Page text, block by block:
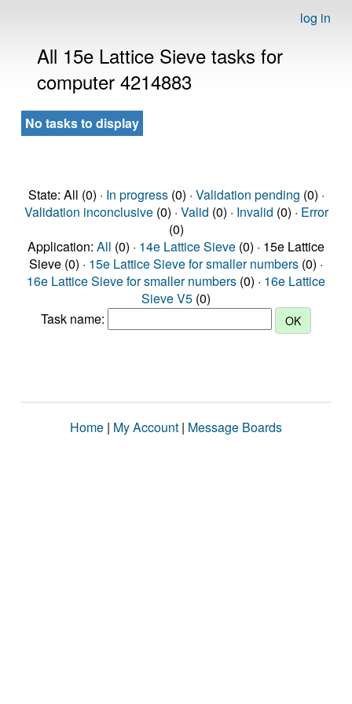
log in
All 15e Lattice Sieve tasks for
computer 4214883
No tasks to display
State: All (0) · In progress(0) · Validation pending (0) ·
Validation inconclusive(0) · Valid (0) · Invalid (0) · Error
(0)
Application: All (0) · 14e Lattice Sieve (0) · 15e Lattice
Sieve (0) · 15e Lattice Sieve for smaller numbers (0) ·
16e Lattice Sieve for smaller numbers (0) · 16e Lattice
Sieve V5 (0)
Task name:
Home | My Account | Message Boards